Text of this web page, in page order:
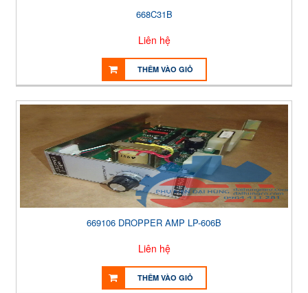
668C31B
Liên hệ
THÊM VÀO GIỎ
669106 DROPPER AMP LP-606B
Liên hệ
THÊM VÀO GIỎ